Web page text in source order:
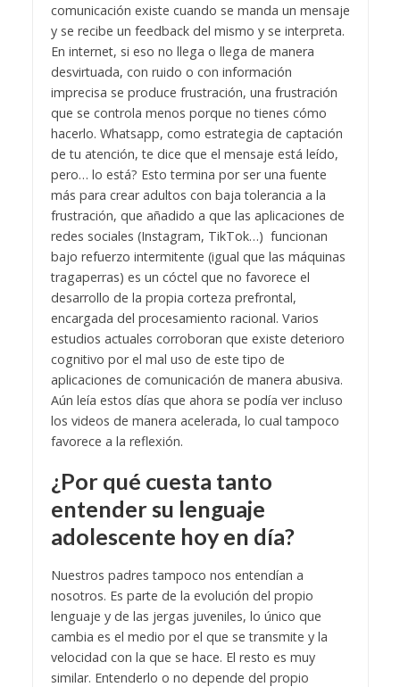
comunicación existe cuando se manda un mensaje
y se recibe un feedback del mismo y se interpreta.
En internet, si eso no llega o llega de manera
desvirtuada, con ruido o con información
imprecisa se produce frustración, una frustración
que se controla menos porque no tienes cómo
hacerlo. Whatsapp, como estrategia de captación
de tu atención, te dice que el mensaje está leído,
pero… lo está? Esto termina por ser una fuente
más para crear adultos con baja tolerancia a la
frustración, que añadido a que las aplicaciones de
redes sociales (Instagram, TikTok…) funcionan
bajo refuerzo intermitente (igual que las máquinas
tragaperras) es un cóctel que no favorece el
desarrollo de la propia corteza prefrontal,
encargada del procesamiento racional. Varios
estudios actuales corroboran que existe deterioro
cognitivo por el mal uso de este tipo de
aplicaciones de comunicación de manera abusiva.
Aún leía estos días que ahora se podía ver incluso
los videos de manera acelerada, lo cual tampoco
favorece a la reflexión.
¿Por qué cuesta tanto
entender su lenguaje
adolescente hoy en día?
Nuestros padres tampoco nos entendían a
nosotros. Es parte de la evolución del propio
lenguaje y de las jergas juveniles, lo único que
cambia es el medio por el que se transmite y la
velocidad con la que se hace. El resto es muy
similar. Entenderlo o no depende del propio